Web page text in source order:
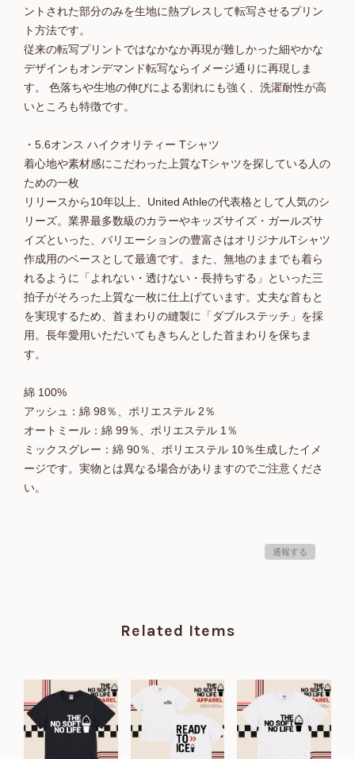
ントされた部分のみを生地に熱プレスして転写させるプリン
ト方法です。
従来の転写プリントではなかなか再現が難しかった細やかな
デザインもオンデマンド転写ならイメージ通りに再現しま
す。 色落ちや生地の伸びによる割れにも強く、洗濯耐性が高
いところも特徴です。
・5.6オンス ハイクオリティー Tシャツ
着心地や素材感にこだわった上質なTシャツを探している人の
ための一枚
リリースから10年以上、United Athleの代表格として人気のシ
リーズ。業界最多数級のカラーやキッズサイズ・ガールズサ
イズといった、バリエーションの豊富さはオリジナルTシャツ
作成用のベースとして最適です。また、無地のままでも着ら
れるように「よれない・透けない・長持ちする」といった三
拍子がそろった上質な一枚に仕上げています。丈夫な首もと
を実現するため、首まわりの縫製に「ダブルステッチ」を採
用。長年愛用いただいてもきちんとした首まわりを保ちま
す。
綿 100%
アッシュ：綿 98％、ポリエステル 2％
オートミール：綿 99％、ポリエステル 1％
ミックスグレー：綿 90％、ポリエステル 10％生成したイメ
ージです。実物とは異なる場合がありますのでご注意くださ
い。
通報する
Related Items